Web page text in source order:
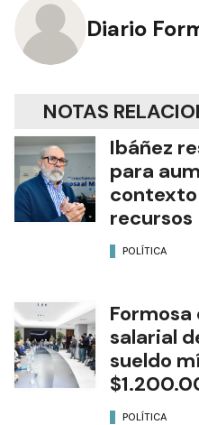
Diario
NOTAS
Ibáñez
para
recursos
POLÍTICA
salarial
sueldo
POLÍTICA